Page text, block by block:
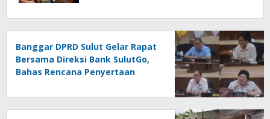
Banggar DPRD Sulut Gelar Rapat
Bersama Direksi Bank SulutGo,
Bahas Rencana Penyertaan
PPAS 2027